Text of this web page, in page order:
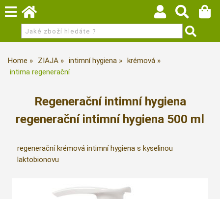
Home ZIAJA intimní hygiena
krémová
intima regenerační
Regenerační intimní hygiena
regenerační intimní hygiena 500 ml
regenerační krémová intimní hygiena s kyselinou
laktobionovu